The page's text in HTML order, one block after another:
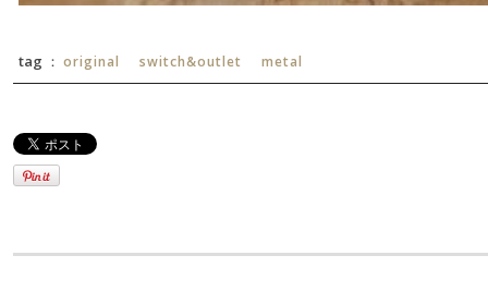
tag ： original switch&outlet metal